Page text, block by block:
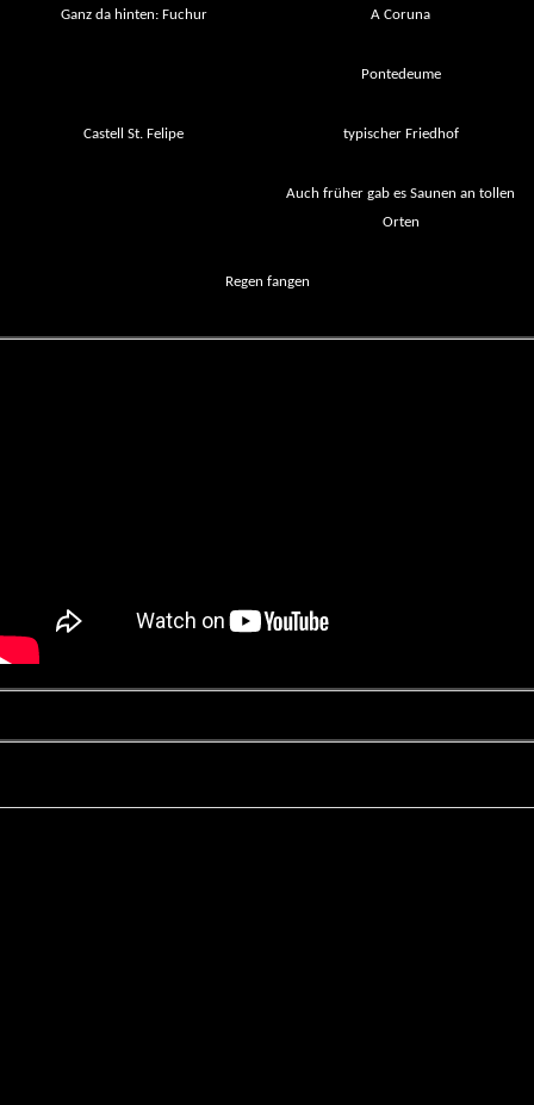
Ganz da hinten: Fuchur A Coruna
Pontedeume
Castell St. Felipe typischer Friedhof
Auch früher gab es Saunen an tollen
Orten
Regen fangen